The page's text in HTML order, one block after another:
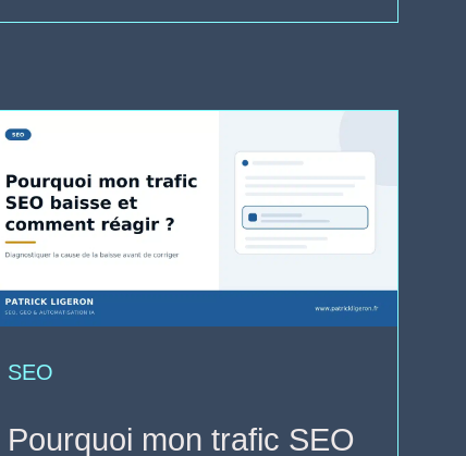
SEO
Pourquoi mon trafic SEO